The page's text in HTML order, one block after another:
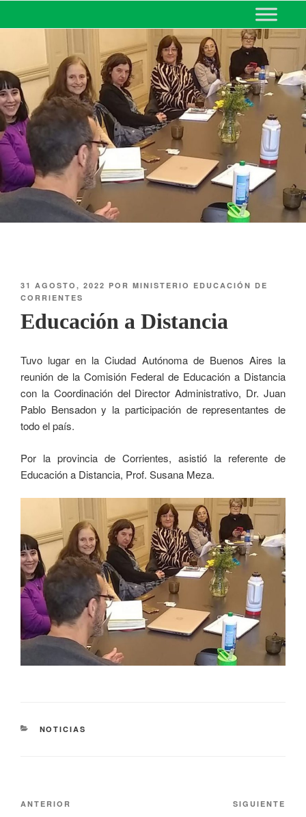
MINISTERIO DE EDUCACIÓN
DE CORRIENTES
31 AGOSTO, 2022 POR MINISTERIO EDUCACIÓN DE
CORRIENTES
Educación a Distancia
Tuvo lugar en la Ciudad Autónoma de Buenos Aires la
reunión de la Comisión Federal de Educación a Distancia
con la Coordinación del Director Administrativo, Dr. Juan
Pablo Bensadon y la participación de representantes de
todo el país.
Por la provincia de Corrientes, asistió la referente de
Educación a Distancia, Prof. Susana Meza.
NOTICIAS
ANTERIOR SIGUIENTE